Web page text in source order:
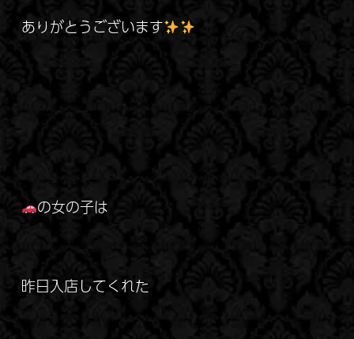
ありがとうございます
の女の子は
昨日入店してくれた